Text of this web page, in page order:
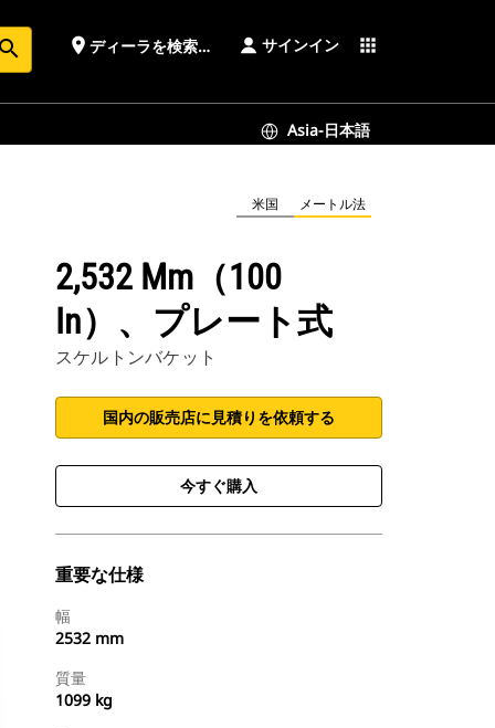
place ディーラを検索する サインイン apps
Asia-日本語
米国 メートル法
2,532 Mm（100
In）、プレート式
スケルトンバケット
国内の販売店に見積りを依頼する
今すぐ購入
重要な仕様
幅
2532 mm
質量
1099 kg